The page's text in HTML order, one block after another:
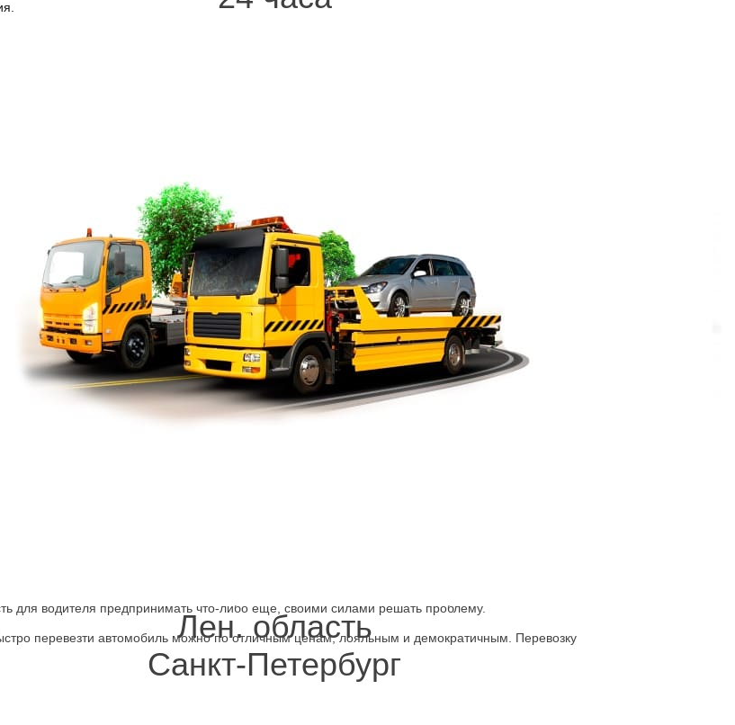
Лен. область
Санкт-Петербург
решение возникшей проблемы.
внимания, но лучше поручить всё специалистам, обязательное условие правильное её
спецтехники;
недели;
перевозки;
узнать стоимость услуг.
перевозку по правилам для своего автомобиля – без риска повреждения колёсной базы, кузова.
другом случае это возможно, но не желательно, не безопасно. Вызвать эвакуатор Астраханская
выгодно в обоих случаях, так как это рекомендуемый экспертами, производителями автотранспорта
тех или иных препятствий другого качества – забыты документы, закончилась страховка,
транспорт забран на спецстоянку, заблокирован другими автомобилями и владельцев найти не
в поезд или на самолёт, водителю мешает продолжить поездку плохое самочувствие,
и так далее.
техники. Профессионализм это страховка от усугубления ситуации. Заказ на
– единственное, что на самом деле требуется. Наш сервис это квалификация сотрудников,
посредствам соблюдения стандартов перевозки, которые исключают более сильное
для водителя предпринимать что-либо ещё, своими силами решать проблему.
перевезти автомобиль можно по отличным ценам, лояльным и демократичным. Перевозку
компании на эвакуаторе далее.